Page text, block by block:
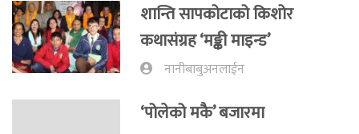
शान्ति सापकोटाको किशोर
कथासंग्रह ‘मङ्की माइन्ड’
नानीबाबुअनलाईन
‘पोलेको मकै’ बजारमा